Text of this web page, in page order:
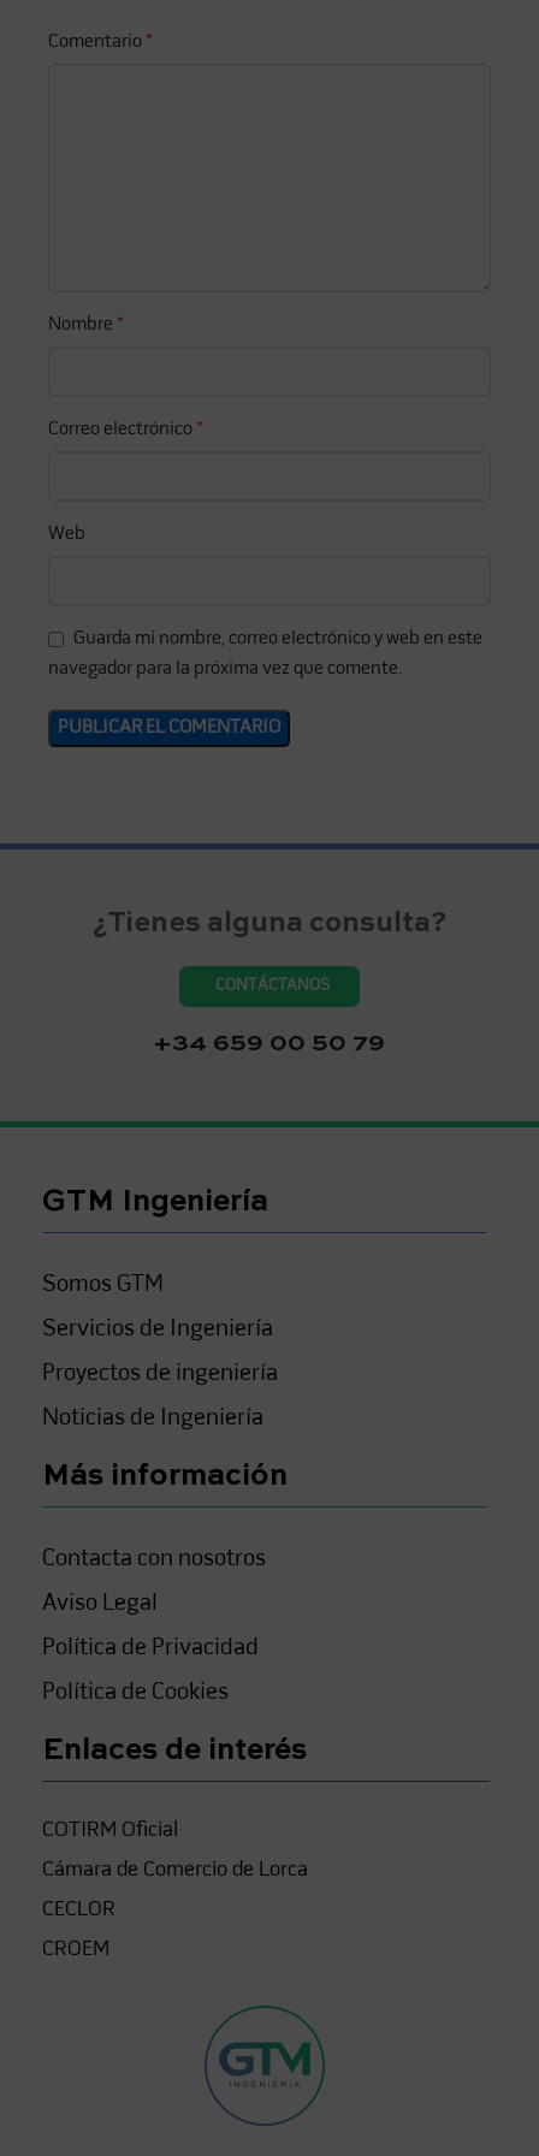
Comentario *
Nombre *
Correo electrónico *
Web
Guarda mi nombre, correo electrónico y web en este
navegador para la próxima vez que comente.
¿Tienes alguna consulta?
CONTÁCTANOS
+34 659 00 50 79
GTM Ingeniería
Somos GTM
Servicios de Ingeniería
Proyectos de ingeniería
Noticias de Ingeniería
Más información
Contacta con nosotros
Aviso Legal
Política de Privacidad
Política de Cookies
Enlaces de interés
COTIRM Oficial
Cámara de Comercio de Lorca
CECLOR
CROEM